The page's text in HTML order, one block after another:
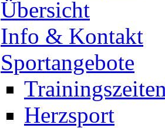
Übersicht
Info & Kontakt
Sportangebote
Herzsport